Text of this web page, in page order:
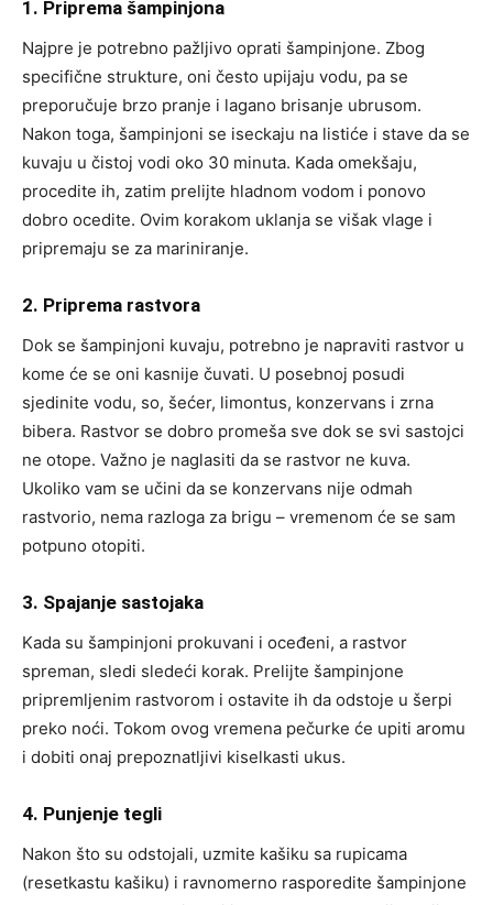
1. Priprema šampinjona
Najpre je potrebno pažljivo oprati šampinjone. Zbog
specifične strukture, oni često upijaju vodu, pa se
preporučuje brzo pranje i lagano brisanje ubrusom.
Nakon toga, šampinjoni se iseckaju na listiće i stave da se
kuvaju u čistoj vodi oko 30 minuta. Kada omekšaju,
procedite ih, zatim prelijte hladnom vodom i ponovo
dobro ocedite. Ovim korakom uklanja se višak vlage i
pripremaju se za mariniranje.
2. Priprema rastvora
Dok se šampinjoni kuvaju, potrebno je napraviti rastvor u
kome će se oni kasnije čuvati. U posebnoj posudi
sjedinite vodu, so, šećer, limontus, konzervans i zrna
bibera. Rastvor se dobro promeša sve dok se svi sastojci
ne otope. Važno je naglasiti da se rastvor ne kuva.
Ukoliko vam se učini da se konzervans nije odmah
rastvorio, nema razloga za brigu – vremenom će se sam
potpuno otopiti.
3. Spajanje sastojaka
Kada su šampinjoni prokuvani i oceđeni, a rastvor
spreman, sledi sledeći korak. Prelijte šampinjone
pripremljenim rastvorom i ostavite ih da odstoje u šerpi
preko noći. Tokom ovog vremena pečurke će upiti aromu
i dobiti onaj prepoznatljivi kiselkasti ukus.
4. Punjenje tegli
Nakon što su odstojali, uzmite kašiku sa rupicama
(resetkastu kašiku) i ravnomerno rasporedite šampinjone